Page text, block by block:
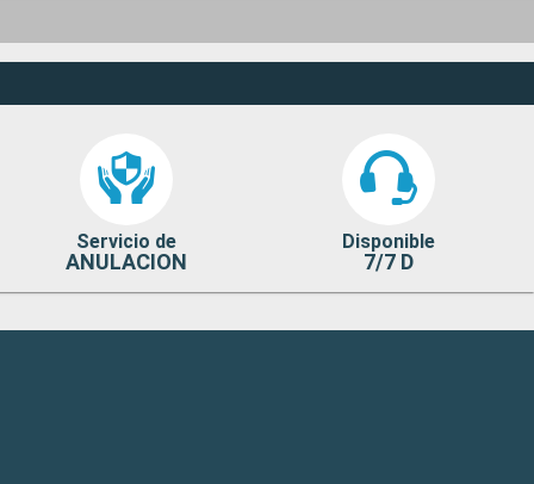
Servicio de
ANULACION
Disponible
7/7 D